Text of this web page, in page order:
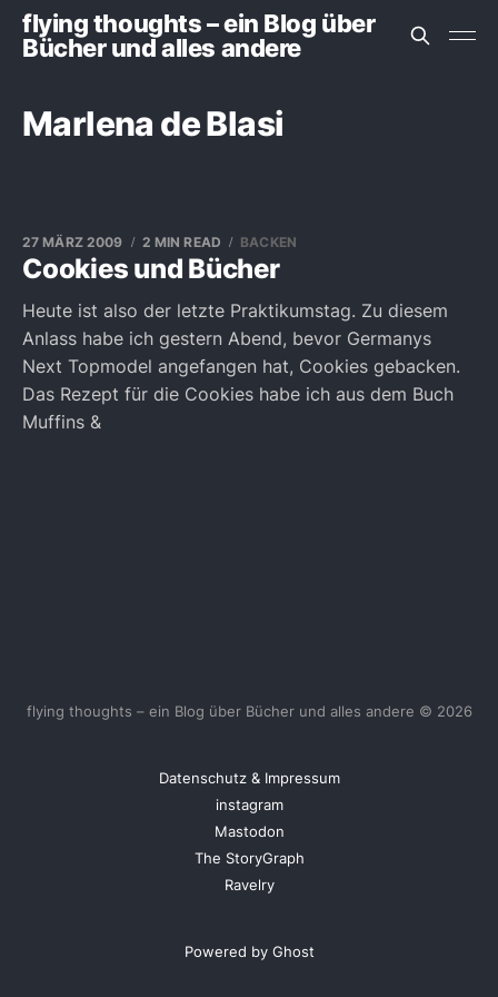
flying thoughts – ein Blog über
Bücher und alles andere
Marlena de Blasi
Cookies und Bücher
27 MÄRZ 2009 2 MIN READ BACKEN
Heute ist also der letzte Praktikumstag. Zu diesem
Anlass habe ich gestern Abend, bevor Germanys
Next Topmodel angefangen hat, Cookies gebacken.
Das Rezept für die Cookies habe ich aus dem Buch
Muffins &
flying thoughts – ein Blog über Bücher und alles andere © 2026
Datenschutz & Impressum
instagram
Mastodon
The StoryGraph
Ravelry
Powered by Ghost